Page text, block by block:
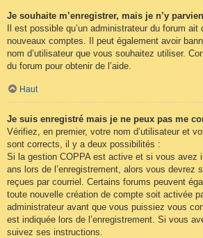
Je souhaite m’enregistrer, mais je n’y
Il est possible qu’un administrateur du forum
nouveaux comptes. Il peut également avoir
nom d’utilisateur que vous souhaitez utiliser.
du forum pour obtenir de l’aide.
Haut
Je suis enregistré mais je ne peux pas me
Vérifiez, en premier, votre nom d’utilisateur et
sont corrects, il y a deux possibilités :
Si la gestion COPPA est active et si vous avez
ans lors de l’enregistrement, alors vous devrez
reçues par courriel. Certains forums peuvent
toute nouvelle création de compte soit activée
administrateur avant que vous puissiez vous
est indiquée lors de l’enregistrement. Si vous
suivez ses instructions.